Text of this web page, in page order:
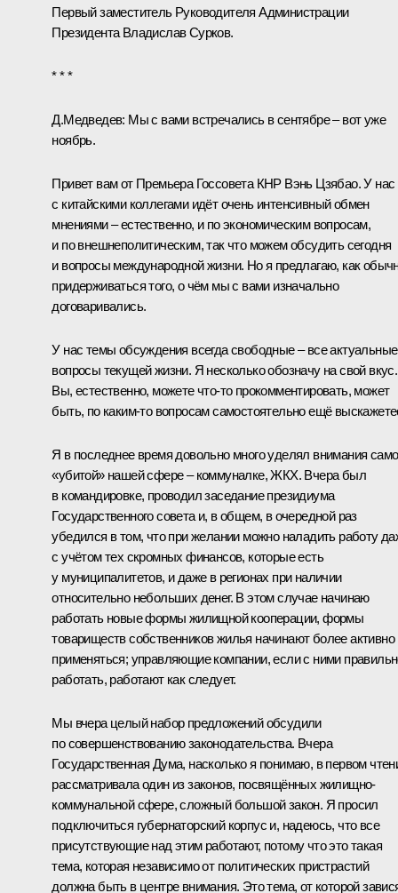
Первый заместитель Руководителя Администрации
Президента Владислав Сурков.
* * *
Д.Медведев: Мы с вами встречалисьв сентябре – вот уже
ноябрь.
Привет вам от Премьера Госсовета КНР Вэнь Цзябао. У нас
с китайскими коллегами идёт очень интенсивныйобмен
мнениями– естественно, и по экономическим вопросам,
и по внешнеполитическим, так что можем обсудить сегодня
и вопросы международной жизни. Но я предлагаю, как
придерживаться того, о чём мы с вами изначально
договаривались.
У нас темы обсуждения всегда свободные – все актуальные
вопросы текущей жизни. Я несколько обозначу на свой вкус.
Вы, естественно, можете что‑то прокомментировать, может
быть, по каким‑то вопросам самостоятельно ещё
Я в последнее время довольно много уделял внимания
«убитой» нашей сфере – коммуналке, ЖКХ. Вчера был
в командировке, проводилзаседаниепрезидиума
Государственного совета и, в общем, в очередной раз
убедился в том, что при желании можно наладить работу
с учётом тех скромных финансов, которые есть
у муниципалитетов, и даже в регионах при наличии
относительно небольших денег. В этом случае начинаю
работать новые формы жилищной кооперации, формы
товариществ собственников жилья начинают более активно
применяться; управляющие компании, если с ними
работать, работают как следует.
Мы вчера целый набор предложений обсудили
по совершенствованию законодательства. Вчера
Государственная Дума, насколько я понимаю, в первом
рассматривала один из законов, посвящённых жилищно-
коммунальной сфере, сложный большой закон. Я просил
подключиться губернаторский корпус и, надеюсь, что все
присутствующие над этим работают, потому что это такая
тема, которая независимо от политических пристрастий
должна быть в центре внимания. Это тема, от которой